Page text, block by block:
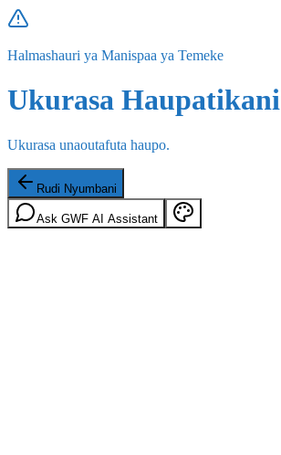
Halmashauri ya Manispaa ya Temeke
Ukurasa Haupatikani
Ukurasa unaoutafuta haupo.
Rudi Nyumbani
Ask GWF AI Assistant